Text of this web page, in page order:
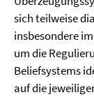
sich teilweise
insbesondere
um die
Beliefsystems
auf die